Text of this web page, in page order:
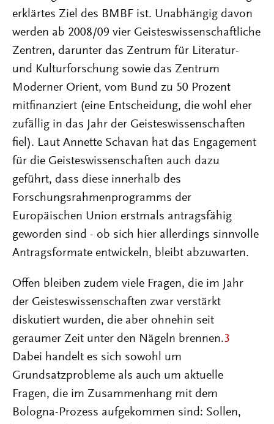
erklärtes Ziel des BMBF ist. Unabhängig davon
werden ab 2008/09 vier Geisteswissenschaftliche
Zentren, darunter das Zentrum für Literatur-
und Kulturforschung sowie das Zentrum
Moderner Orient, vom Bund zu 50 Prozent
mitfinanziert (eine Entscheidung, die wohl eher
zufällig in das Jahr der Geisteswissenschaften
fiel). Laut Annette Schavan hat das Engagement
für die Geisteswissenschaften auch dazu
geführt, dass diese innerhalb des
Forschungsrahmenprogramms der
Europäischen Union erstmals antragsfähig
geworden sind - ob sich hier allerdings sinnvolle
Antragsformate entwickeln, bleibt abzuwarten.
Offen bleiben zudem viele Fragen, die im Jahr
der Geisteswissenschaften zwar verstärkt
diskutiert wurden, die aber ohnehin seit
geraumer Zeit unter den Nägeln brennen.3
Dabei handelt es sich sowohl um
Grundsatzprobleme als auch um aktuelle
Fragen, die im Zusammenhang mit dem
Bologna-Prozess aufgekommen sind: Sollen,